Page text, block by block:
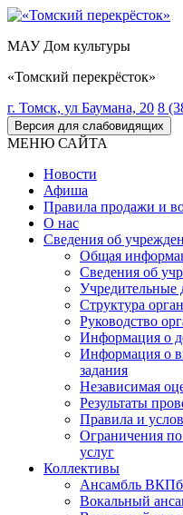
МАУ Дом культуры
«Томский перекрёсток»
г. Томск, ул Баумана, 20 8
Версия для слабовидящих
МЕНЮ САЙТА
Новости
Афиша
Правила продажи и
О нас
Сведения об
Общая
Сведения об
Учредительные
Структура
Руководство
Информация о
Информация о
задания
Независимая
Результаты
Правила и
Ограничения
услуг
Коллективы
Ансамбль
Вокальный